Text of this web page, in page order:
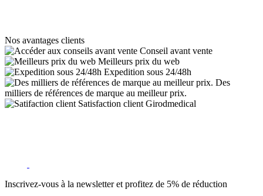
Nos avantages clients
Conseil avant vente
Meilleurs prix du web
Expedition sous 24/48h
Des
milliers de références de marque au meilleur prix.
Satisfaction client Girodmedical
Inscrivez-vous à la newsletter et profitez de 5% de réduction